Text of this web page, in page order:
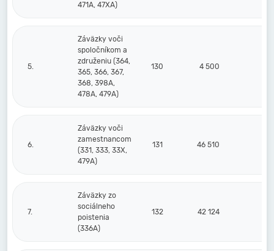
471A, 47XA)
5.
Záväzky voči
spoločníkom a
združeniu (364,
365, 366, 367,
368, 398A,
478A, 479A)
130 4 500
6.
Záväzky voči
zamestnancom
(331, 333, 33X,
479A)
131 46 510
7.
Záväzky zo
sociálneho
poistenia
(336A)
132 42 124